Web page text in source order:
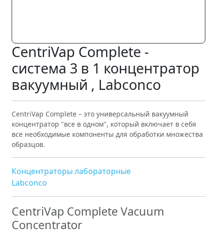
CentriVap Complete -
система 3 в 1 концентратор
вакуумный , Labconco
CentriVap Complete – это универсальный вакуумный
концентратор "все в одном", который включает в себя
все необходимые компоненты для обработки множества
образцов.
Концентраторы лабораторные
Labconco
CentriVap Complete Vacuum
Concentrator